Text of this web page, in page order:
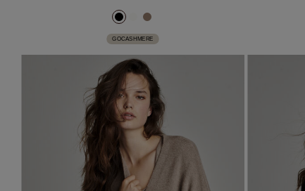
GOCASHMERE